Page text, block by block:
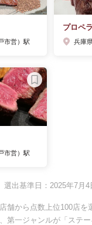
市営）駅
プロペラ
兵庫
市営）駅
選出基準日：2025年7月4
舗から点数上位100店を
第一ジャンルが「ステ